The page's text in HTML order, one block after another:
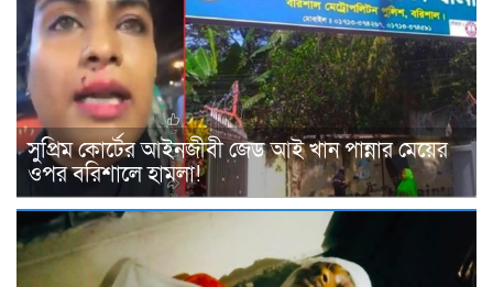
সুপ্রিম কোর্টের আইনজীবী জেড আই খান পান্নার মেয়ের
ওপর বরিশালে হামলা!